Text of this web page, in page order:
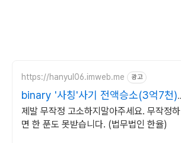
https://hanyul06.imweb.me 광고
binary '사칭'사기 전액승소(3억7천)
사례보유
제발 무작정 고소하지말아주세요. 무작정하
면 한 푼도 못받습니다. (법무법인 한율)